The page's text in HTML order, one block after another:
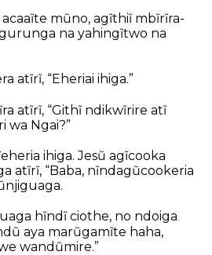
acaaĩte mũno, agĩthiĩ mbĩrĩra-
na yahingĩtwo na
atĩrĩ, “Eheriai ihiga.”
atĩrĩ, “Githĩ ndikwĩrire atĩ
wa Ngai?”
ihiga. Jesũ agĩcooka
atĩrĩ, “Baba, nĩndagũcookeria
hĩndĩ ciothe, no ndoiga
aya marũgamĩte haha,
wandũmire.”